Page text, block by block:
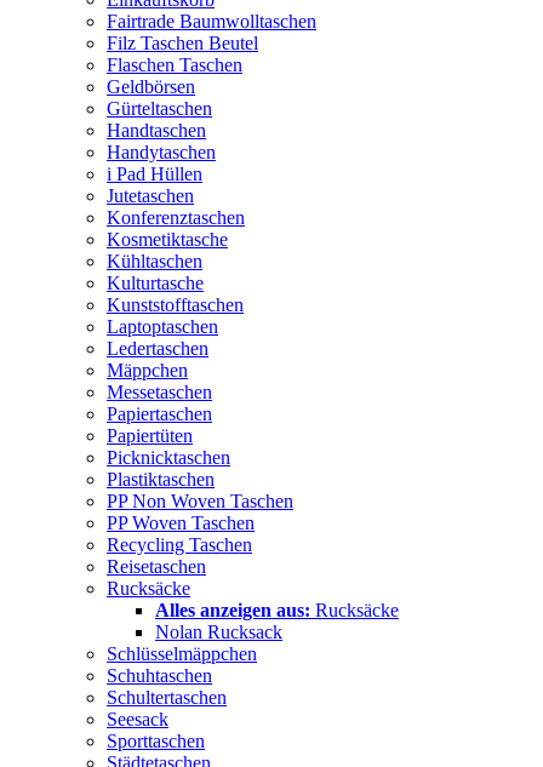
Fairtrade Baumwolltaschen
Filz Taschen Beutel
Flaschen Taschen
Geldbörsen
Gürteltaschen
Handtaschen
Handytaschen
i Pad Hüllen
Jutetaschen
Konferenztaschen
Kosmetiktasche
Kühltaschen
Kulturtasche
Kunststofftaschen
Laptoptaschen
Ledertaschen
Mäppchen
Messetaschen
Papiertaschen
Papiertüten
Picknicktaschen
Plastiktaschen
PP Non Woven Taschen
PP Woven Taschen
Recycling Taschen
Reisetaschen
Rucksäcke
Alles anzeigen aus: Rucksäcke
Nolan Rucksack
Schlüsselmäppchen
Schuhtaschen
Schultertaschen
Seesack
Sporttaschen
Städtetaschen